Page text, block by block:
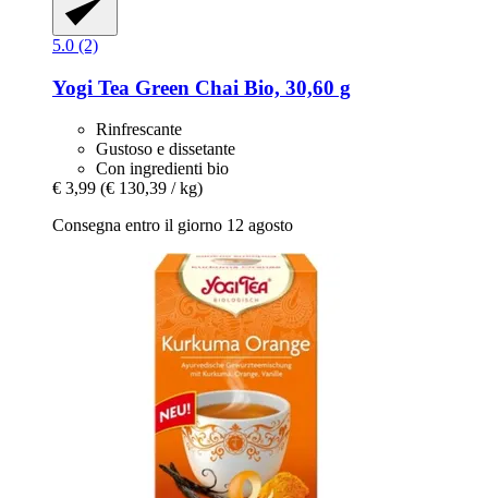
5.0 (2)
Yogi Tea Green Chai Bio, 30,60 g
Rinfrescante
Gustoso e dissetante
Con ingredienti bio
€ 3,99 (€ 130,39 / kg)
Consegna entro il giorno 12 agosto